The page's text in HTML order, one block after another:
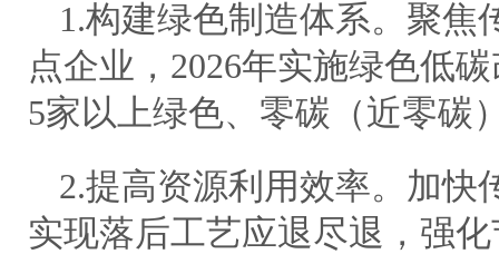
1.构建绿色制造体系。聚焦
点企业，2026年实施绿色低
5家以上绿色、零碳（近零碳
2.提高资源利用效率。加快
实现落后工艺应退尽退，强